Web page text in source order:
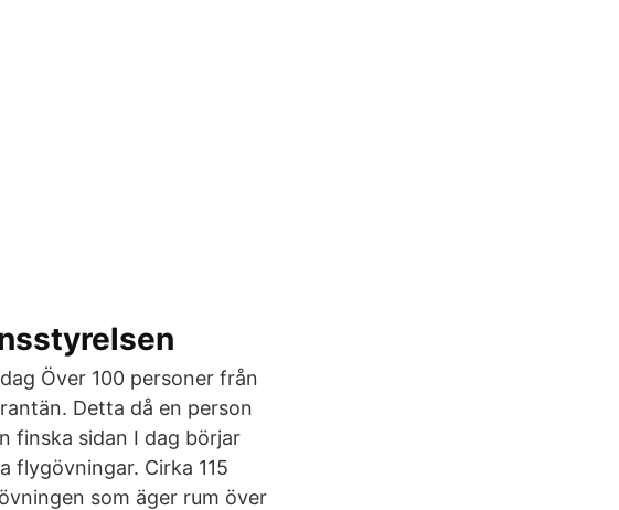
Över 100 personer från
Detta då en person
finska sidan I dag börjar
flygövningar. Cirka 115
som äger rum över